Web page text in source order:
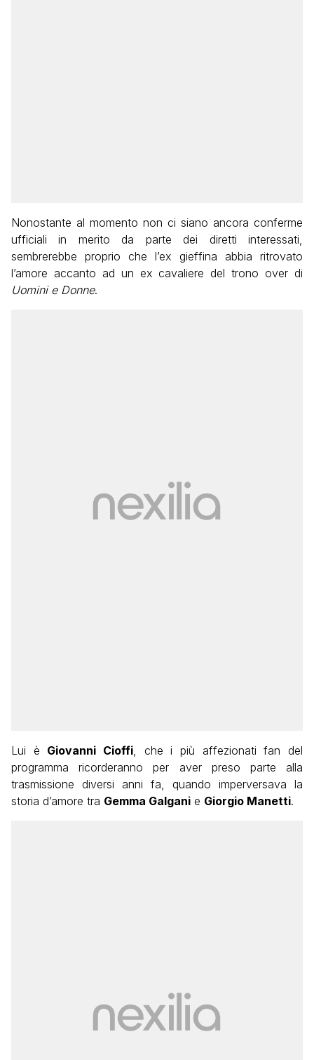
Nonostante al momento non ci siano ancora conferme
ufficiali in merito da parte dei diretti interessati,
sembrerebbe proprio che l’ex gieffina abbia ritrovato
l’amore accanto ad un ex cavaliere del trono over di
Uomini e Donne.
Lui è Giovanni Cioffi, che i più affezionati fan del
programma ricorderanno per aver preso parte alla
trasmissione diversi anni fa, quando imperversava la
storia d’amore tra Gemma Galgani e Giorgio Manetti.